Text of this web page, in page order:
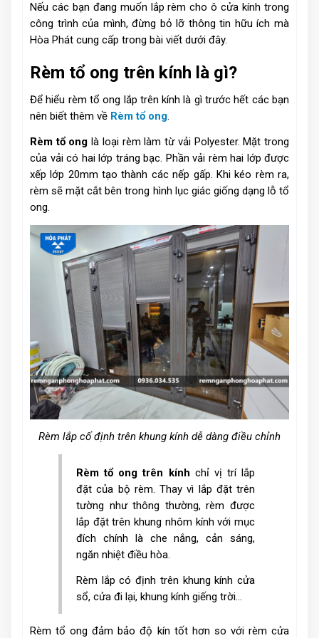
Nếu các bạn đang muốn lắp rèm cho ô cửa kính trong
công trình của mình, đừng bỏ lỡ thông tin hữu ích mà
Hòa Phát cung cấp trong bài viết dưới đây.
Rèm tổ ong trên kính là gì?
Để hiểu rèm tổ ong lắp trên kính là gì trước hết các bạn
nên biết thêm về Rèm tổ ong.
Rèm tổ ong là loại rèm làm từ vải Polyester. Mặt trong
của vải có hai lớp tráng bạc. Phần vải rèm hai lớp được
xếp lớp 20mm tạo thành các nếp gấp. Khi kéo rèm ra,
rèm sẽ mặt cắt bên trong hình lục giác giống dạng lỗ tổ
ong.
Rèm lắp cố định trên khung kính dễ dàng điều chỉnh
Rèm tổ ong trên kính chỉ vị trí lắp
đặt của bộ rèm. Thay vì lắp đặt trên
tường như thông thường, rèm được
lắp đặt trên khung nhôm kính với mục
đích chính là che nắng, cản sáng,
ngăn nhiệt điều hòa.
Rèm lắp có định trên khung kính cửa
sổ, cửa đi lại, khung kính giếng trời...
Rèm tổ ong đảm bảo độ kín tốt hơn so với rèm cửa